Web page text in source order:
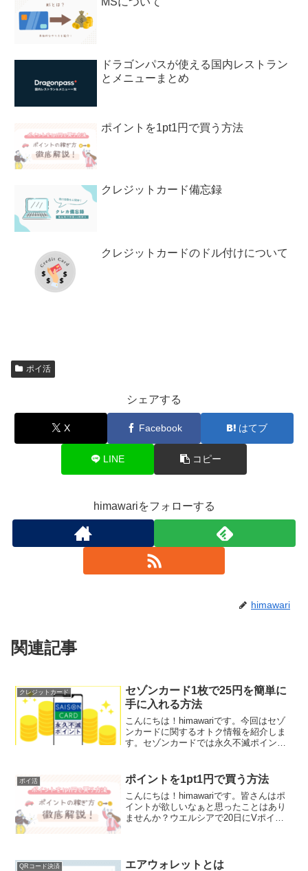
ドラゴンパスが使える国内レストラン
とメニューまとめ
ポイントを1pt1円で買う方法
クレジットカード備忘録
クレジットカードのドル付けについて
ポイ活
シェアする
X Facebook はてブ
LINE コピー
himawariをフォローする
himawari
関連記事
クレジットカード
セゾンカード1枚で25円を簡単に
手に入れる方法
こんにちは！himawariです。今回はセゾ
ンカードに関するオトク情報を紹介しま
す。セゾンカードでは永久不滅ポイント
ービスを活用することで、誰でも5pt(25
円相当)...
ポイ活 ポイントを1pt1円で買う方法
こんにちは！himawariです。皆さんはポ
イントが欲しいなぁと思ったことはあり
ませんか？ウエルシアで20日にVポイン
QRコード決済 エアウォレットとは